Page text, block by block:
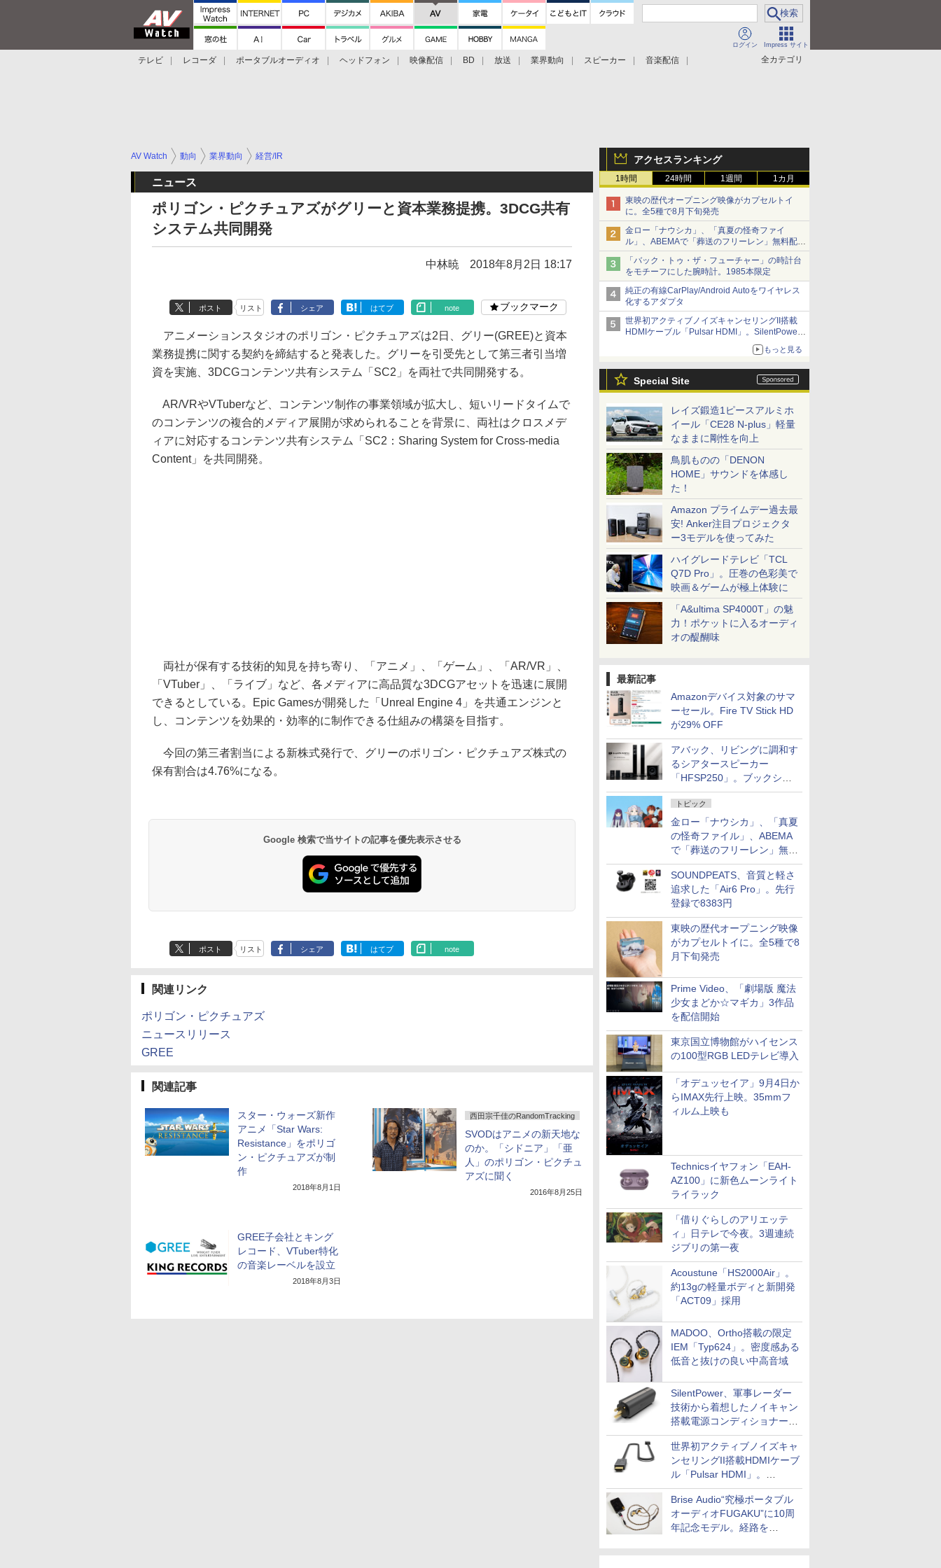
ログイン Impress サイト
全カテゴリ
テレビ レコーダ ポータブルオーディオ ヘッドフォン 映像配信 BD 放送 業界動向 スピーカー
音楽配信
アクセスランキング
1時間 24時間 1週間 1カ月
東映の歴代オープニング映像がカプセルトイ
に。全5種で8月下旬発売
金ロー「ナウシカ」、「真夏の怪奇ファイ
ル」、ABEMAで「葬送のフリーレン」無料配信
など。夏の特番・配信情報
「バック・トゥ・ザ・フューチャー」の時計台
をモチーフにした腕時計。1985本限定
純正の有線CarPlay/Android Autoをワイヤレス
化するアダプタ
世界初アクティブノイズキャンセリングII搭載
HDMIケーブル「Pulsar HDMI」。SilentPower
もっと見る
Special Site
レイズ鍛造1ピースアルミホ
イール「CE28 N-plus」軽量
なままに剛性を向上
鳥肌ものの「DENON
HOME」サウンドを体感し
た！
Amazon プライムデー過去最
安! Anker注目プロジェクタ
ー3モデルを使ってみた
ハイグレードテレビ「TCL
Q7D Pro」。圧巻の色彩美で
映画＆ゲームが極上体験に
「A&ultima SP4000T」の魅
力！ポケットに入るオーディ
オの醍醐味
最新記事
Amazonデバイス対象のサマ
ーセール。Fire TV Stick HD
が29% OFF
アバック、リビングに調和す
るシアタースピーカー
「HFSP250」。ブックシェ
ルフはペア3万円以下
トピック
金ロー「ナウシカ」、「真夏
の怪奇ファイル」、ABEMA
で「葬送のフリーレン」無料
配信など。夏の特番・配信情
報
SOUNDPEATS、音質と軽さ
追求した「Air6 Pro」。先行
登録で8383円
東映の歴代オープニング映像
がカプセルトイに。全5種で8
月下旬発売
Prime Video、「劇場版 魔法
少女まどか☆マギカ」3作品
を配信開始
東京国立博物館がハイセンス
の100型RGB LEDテレビ導入
「オデュッセイア」9月4日か
らIMAX先行上映。35mmフ
ィルム上映も
Technicsイヤフォン「EAH-
AZ100」に新色ムーンライト
ライラック
「借りぐらしのアリエッテ
ィ」日テレで今夜。3週連続
ジブリの第一夜
Acoustune「HS2000Air」。
約13gの軽量ボディと新開発
「ACT09」採用
MADOO、Ortho搭載の限定
IEM「Typ624」。密度感ある
低音と抜けの良い中高音域
SilentPower、軍事レーダー
技術から着想したノイキャン
搭載電源コンディショナー
「AC iPurifier2」
世界初アクティブノイズキャ
ンセリングII搭載HDMIケーブ
ル「Pulsar HDMI」。
SilentPowerから
Brise Audio“究極ポータブル
オーディオFUGAKU”に10周
年記念モデル。経路を
AV Watch 動向 業界動向 経営/IR
ニュース
ポリゴン・ピクチュアズがグリーと資本業務提携。3DCG共有
システム共同開発
中林暁 2018年8月2日 18:17
ポスト リスト シェア はてブ note ブックマーク
アニメーションスタジオのポリゴン・ピクチュアズは2日、グリー(GREE)と資本
業務提携に関する契約を締結すると発表した。グリーを引受先として第三者引当増
資を実施、3DCGコンテンツ共有システム「SC2」を両社で共同開発する。
AR/VRやVTuberなど、コンテンツ制作の事業領域が拡大し、短いリードタイムで
のコンテンツの複合的メディア展開が求められることを背景に、両社はクロスメデ
ィアに対応するコンテンツ共有システム「SC2：Sharing System for Cross-media
Content」を共同開発。
両社が保有する技術的知見を持ち寄り、「アニメ」、「ゲーム」、「AR/VR」、
「VTuber」、「ライブ」など、各メディアに高品質な3DCGアセットを迅速に展開
できるとしている。Epic Gamesが開発した「Unreal Engine 4」を共通エンジンと
し、コンテンツを効果的・効率的に制作できる仕組みの構築を目指す。
今回の第三者割当による新株式発行で、グリーのポリゴン・ピクチュアズ株式の
保有割合は4.76%になる。
Google 検索で当サイトの記事を優先表示させる
ポスト リスト シェア はてブ note
関連リンク
ポリゴン・ピクチュアズ
ニュースリリース
GREE
関連記事
スター・ウォーズ新作
アニメ「Star Wars:
Resistance」をポリゴ
ン・ピクチュアズが制
作
2018年8月1日
西田宗千佳のRandomTracking
SVODはアニメの新天地な
のか。「シドニア」「亜
人」のポリゴン・ピクチュ
アズに聞く
2016年8月25日
GREE子会社とキング
レコード、VTuber特化
の音楽レーベルを設立
2018年8月3日